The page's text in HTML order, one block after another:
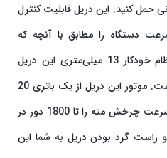
حمل کنید. این دریل قابلیت کنترل
دستگاه را مطابق با آنچه که
می‌خواهید تنظیم نمایید. سه نظام خودکار 13 میلی‌متری این دریل
یکی دیگر از ویژگی‌های بارز آن است. موتور این دریل از یک باتری 20
ولتی تغذیه می‌کند و قادر است سرعت چرخش مته را تا 1800 دور در
راست گرد بودن دریل به شما این